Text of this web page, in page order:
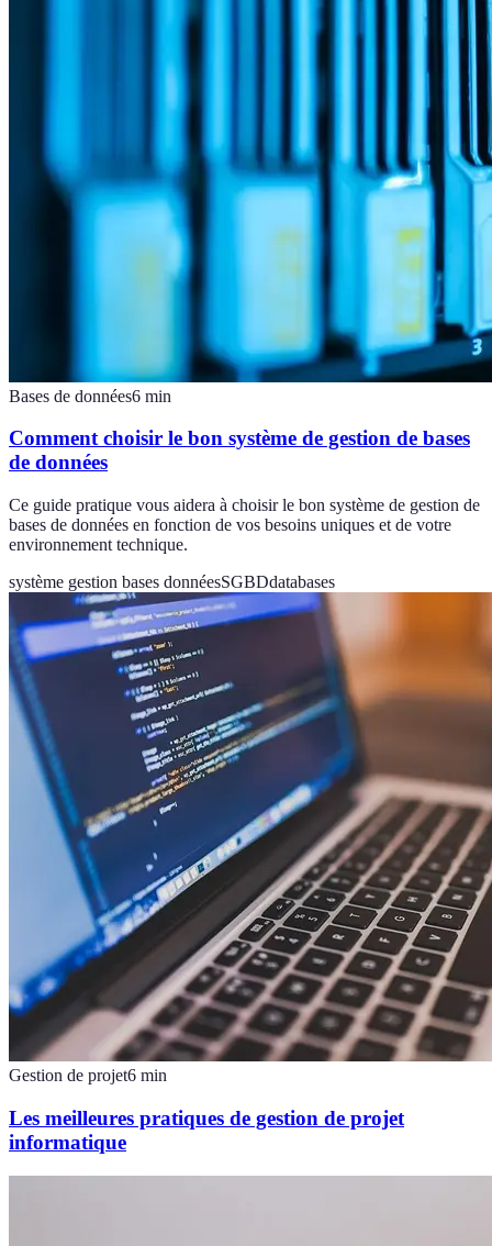
Bases de données6 min
Comment choisir le bon système de gestion de bases
de données
Ce guide pratique vous aidera à choisir le bon système de gestion de
bases de données en fonction de vos besoins uniques et de votre
environnement technique.
système gestion bases donnéesSGBDdatabases
Gestion de projet6 min
Les meilleures pratiques de gestion de projet
informatique